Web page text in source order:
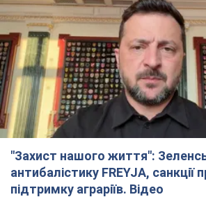
"Захист нашого життя":
антибалістику FREYJA, санкції
підтримку аграріїв. Відео